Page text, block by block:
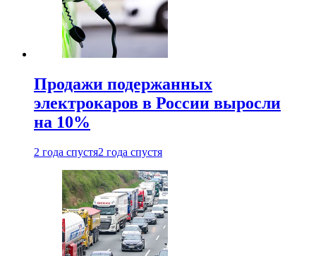
Продажи подержанных
электрокаров в России выросли
на 10%
2 года спустя2 года спустя